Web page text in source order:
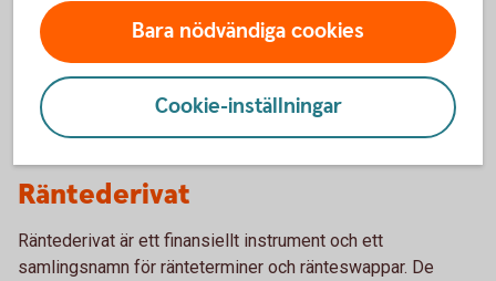
Kan ställa stora krav på bevakningen av
prisutvecklingen
Resultatpåverkan (beroende på redovisningsstandard)
Ej noterat och/eller standardiserat
Räntederivat
Räntederivat är ett finansiellt instrument och ett
samlingsnamn för ränteterminer och ränteswappar. De
Bara nödvändiga cookies
Cookie-inställningar